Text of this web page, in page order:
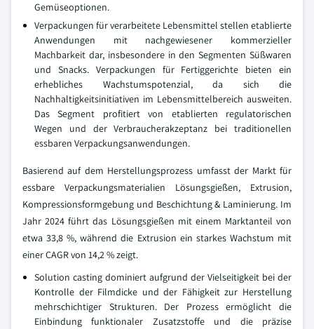
Gemüseoptionen.
Verpackungen für verarbeitete Lebensmittel stellen etablierte
Anwendungen mit nachgewiesener kommerzieller
Machbarkeit dar, insbesondere in den Segmenten Süßwaren
und Snacks. Verpackungen für Fertiggerichte bieten ein
erhebliches Wachstumspotenzial, da sich die
Nachhaltigkeitsinitiativen im Lebensmittelbereich ausweiten.
Das Segment profitiert von etablierten regulatorischen
Wegen und der Verbraucherakzeptanz bei traditionellen
essbaren Verpackungsanwendungen.
Basierend auf dem Herstellungsprozess umfasst der Markt für
essbare Verpackungsmaterialien Lösungsgießen, Extrusion,
Kompressionsformgebung und Beschichtung & Laminierung. Im
Jahr 2024 führt das Lösungsgießen mit einem Marktanteil von
etwa 33,8 %, während die Extrusion ein starkes Wachstum mit
einer CAGR von 14,2 % zeigt.
Solution casting dominiert aufgrund der Vielseitigkeit bei der
Kontrolle der Filmdicke und der Fähigkeit zur Herstellung
mehrschichtiger Strukturen. Der Prozess ermöglicht die
Einbindung funktionaler Zusatzstoffe und die präzise